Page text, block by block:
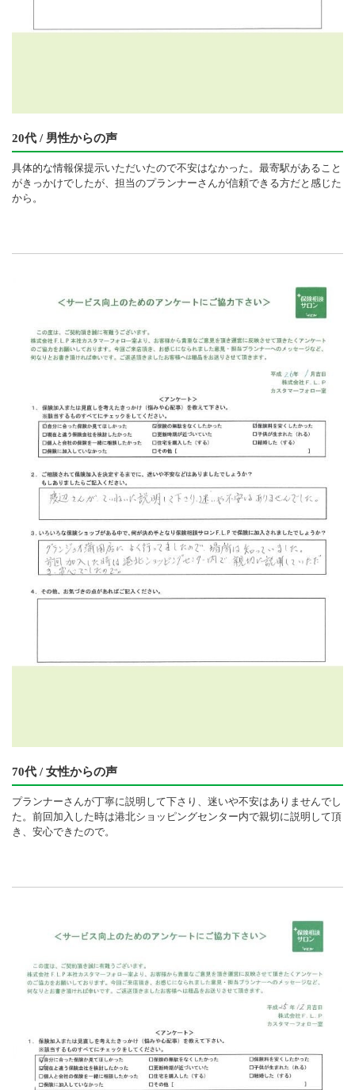
20代 / 男性からの声
具体的な情報保提示いただいたので不安はなかった。最寄駅があること
がきっかけでしたが、担当のプランナーさんが信頼できる方だと感じた
から。
70代 / 女性からの声
プランナーさんが丁寧に説明して下さり、迷いや不安はありませんでし
た。前回加入した時は港北ショッピングセンター内で親切に説明して頂
き、安心できたので。